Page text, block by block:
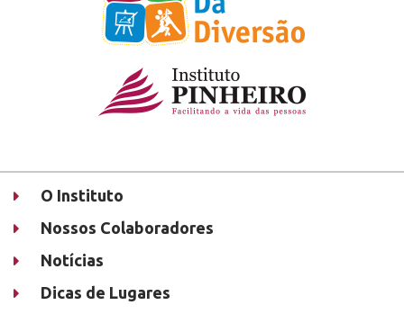
O Instituto
Nossos Colaboradores
Notícias
Dicas de Lugares